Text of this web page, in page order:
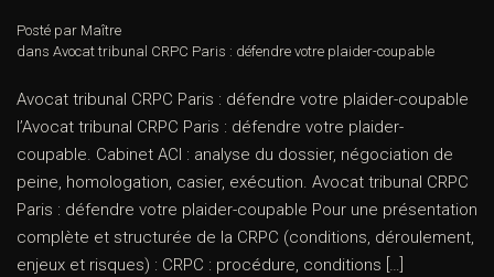
Posté par Maître
dans Avocat tribunal CRPC Paris : défendre votre plaider-coupable
Avocat tribunal CRPC Paris : défendre votre plaider-coupable
l’Avocat tribunal CRPC Paris : défendre votre plaider-
coupable. Cabinet ACI : analyse du dossier, négociation de
peine, homologation, casier, exécution. Avocat tribunal CRPC
Paris : défendre votre plaider-coupable Pour une présentation
complète et structurée de la CRPC (conditions, déroulement,
enjeux et risques) : CRPC : procédure, conditions […]